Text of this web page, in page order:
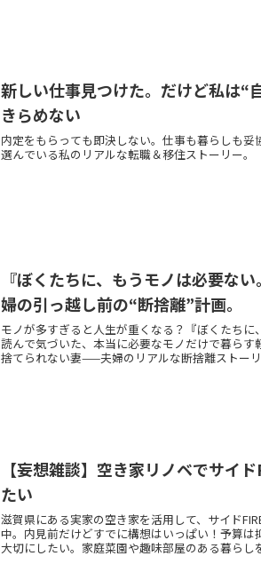
新しい仕事見つけた。だけど私は“
きらめない
内定をもらっても即決しない。仕事も暮らしも妥
選んでいる私のリアルな転職＆移住ストーリー。
『ぼくたちに、もうモノは必要な
婦の引っ越し前の“断捨離”計画。
モノが多すぎると人生が重くなる？『ぼくたちに
読んで気づいた、本当に必要なモノだけで暮らす
捨てられない妻——夫婦のリアルな断捨離ストー
【妄想雑談】空き家リノベでサイ
たい
滋賀県にある実家の空き家を活用して、サイド
中。内見前だけどすでに構想はいっぱい！予算は
大切にしたい。家庭菜園や趣味部屋のある暮らし